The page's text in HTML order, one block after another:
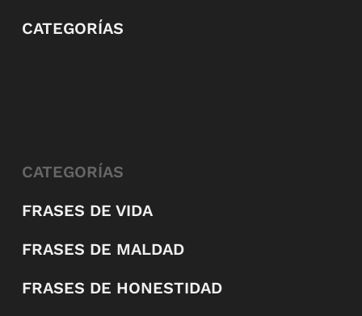
CATEGORÍAS
CATEGORÍAS
FRASES DE VIDA
FRASES DE MALDAD
FRASES DE HONESTIDAD